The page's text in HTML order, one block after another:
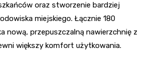
oraz stworzenie bardziej
miejskiego. Łącznie 180
nową, przepuszczalną nawierzchnię z
większy komfort użytkowania.